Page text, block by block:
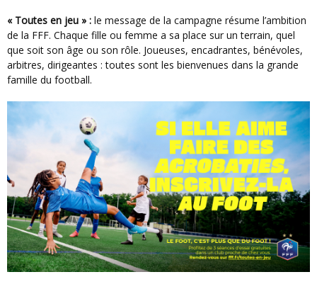
« Toutes en jeu » : le message de la campagne résume l’ambition
de la FFF. Chaque fille ou femme a sa place sur un terrain, quel
que soit son âge ou son rôle. Joueuses, encadrantes, bénévoles,
arbitres, dirigeantes : toutes sont les bienvenues dans la grande
famille du football.